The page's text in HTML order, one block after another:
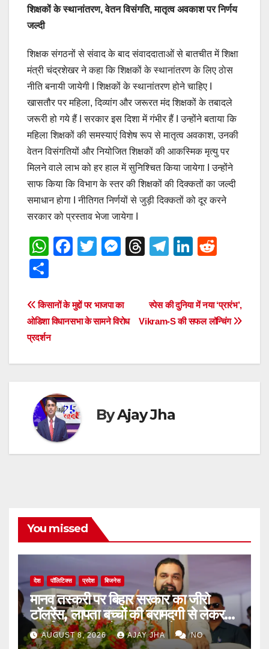
शिक्षकों के स्थानांतरण, वेतन विसंगति, मातृत्व अवकाश पर निर्णय
जल्दी
शिक्षक संगठनों से संवाद के बाद संवाददाताओं से बातचीत में शिक्षा
मंत्री चंद्रशेखर ने कहा कि शिक्षकों के स्थानांतरण के लिए ठाेस
नीति बनायी जायेगी I शिक्षकों के स्थानांतरण होने चाहिए I
खासतौर पर महिला, दिव्यांग और जरूरत मंद शिक्षकों के तबादले
जरूरी हो गये हैं I सरकार इस दिशा में गंभीर हैं I उन्होंने बताया कि
महिला शिक्षकों की समस्याएं विशेष रूप से मातृत्व अवकाश, उनकी
वेतन विसंगतियों और नियोजित शिक्षकों की आकस्मिक मृत्यु पर
मिलने वाले लाभ को हर हाल में सुनिश्चित किया जायेगा I उन्होंने
साफ किया कि विभाग के स्तर की शिक्षकों की दिक्कतों का जल्दी
समाधान होगा I नीतिगत निर्णयों से जुड़ी दिक्कतों को दूर करने
सरकार को प्रस्ताव भेजा जायेगा I
W
s
A
p
p
F
e
b
o
T
er
M
e
n
er
T
a
d
T
gr
a
Li
e
dI
di
t
ar
e
Post
navigation
स्पेस की दुनिया में नया ‘प्रारंभ’,
Vikram-S की सफल लॉन्चिंग
किसानों के मुद्दों पर भाजपा का
ओडिशा विधानसभा के सामने विरोध
प्रदर्शन
ByAjay Jha
You missed
देश पॉलिटिक्स प्रदेश बिजनेस
मानव तस्करी पर बिहार सरकार का जीरो
टॉलरेंस, लापता बच्चों की बरामदगी से लेकर
पुनर्वास तक पर जोर: सम्राट चौधरी
AUGUST 8, 2026 AJAY JHA NO